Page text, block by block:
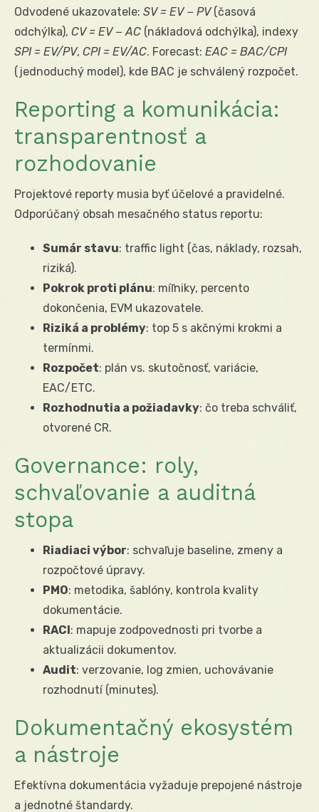
Odvodené ukazovatele: SV = EV − PV(časová
odchýlka), CV = EV − AC (nákladová odchýlka), indexy
SPI = EV/PV, CPI = EV/AC. Forecast: EAC = BAC/CPI
(jednoduchý model), kde BAC je schválený rozpočet.
Reporting a komunikácia:
transparentnosť a
rozhodovanie
Projektové reporty musia byť účelové a pravidelné.
Odporúčaný obsah mesačného status reportu:
Sumár stavu: traffic light (čas, náklady, rozsah,
riziká).
Pokrok proti plánu: míľniky, percento
dokončenia, EVM ukazovatele.
Riziká a problémy: top 5 s akčnými krokmi a
termínmi.
Rozpočet: plán vs. skutočnosť, variácie,
EAC/ETC.
Rozhodnutia a požiadavky: čo treba schváliť,
otvorené CR.
Governance: roly,
schvaľovanie a auditná
stopa
Riadiaci výbor: schvaľuje baseline, zmeny a
rozpočtové úpravy.
PMO: metodika, šablóny, kontrola kvality
dokumentácie.
RACI: mapuje zodpovednosti pri tvorbe a
aktualizácii dokumentov.
Audit: verzovanie, log zmien, uchovávanie
rozhodnutí (minutes).
Dokumentačný ekosystém
a nástroje
Efektívna dokumentácia vyžaduje prepojené nástroje
a jednotné štandardy.